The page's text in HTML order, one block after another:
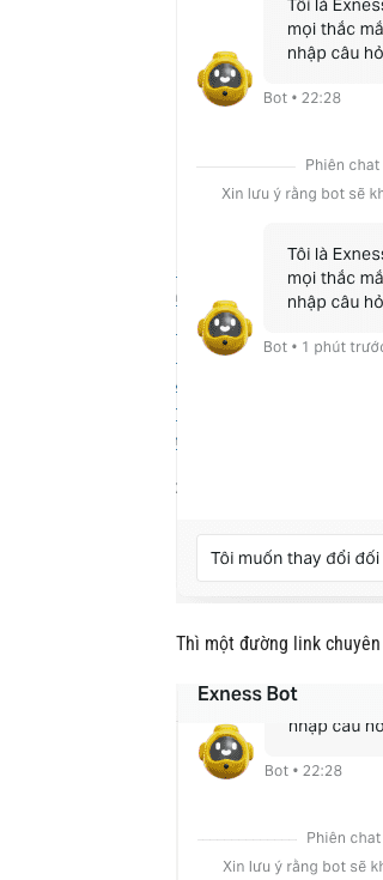
Thì một đường link